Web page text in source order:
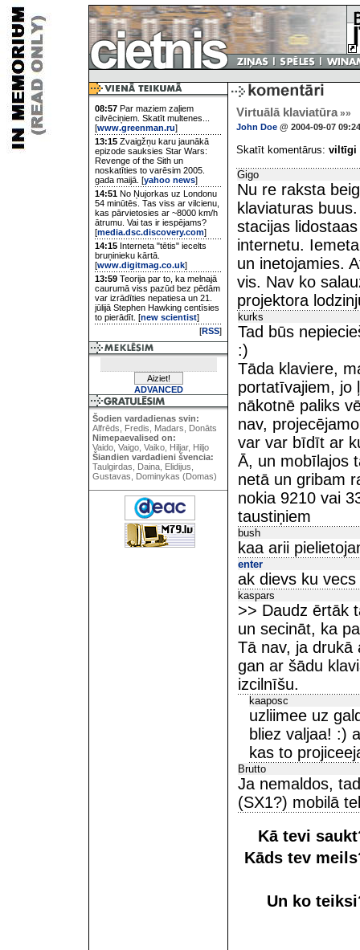
08:57 Par maziem zaļiem
cilvēciņiem. Skatīt multenes...
[www.greenman.ru]
13:15 Zvaigžņu karu jaunākā
epizode sauksies Star Wars:
Revenge of the Sith un
noskatīties to varēsim 2005.
gada maijā. [yahoo news]
14:51 No Ņujorkas uz Londonu
54 minūtēs. Tas viss ar vilcienu,
kas pārvietosies ar ~8000 km/h
ātrumu. Vai tas ir iespējams?
[media.dsc.discovery.com]
14:15 Interneta "tētis" iecelts
bruņinieku kārtā.
[www.digitmag.co.uk]
13:59 Teorija par to, ka melnajā
caurumā viss pazūd bez pēdām
var izrādīties nepatiesa un 21.
jūlijā Stephen Hawking centīsies
to pierādīt. [new scientist]
[RSS]
ADVANCED
Šodien vardadienas svin:
Alfrēds, Fredis, Madars, Donāts
Nimepaevalised on:
Vaido, Vaigo, Vaiko, Hiljar, Hiljo
Šiandien vardadieni švencia:
Taulgirdas, Daina, Elidijus,
Gustavas, Dominykas (Domas)
Virtuālā klaviatūra»»
John Doe @ 2004-09-07 09:24
Skatīt komentārus: viltīgi
Gigo
Nu re raksta
klaviaturas
stacijas
internetu.
un inetojamies.
vis. Nav ko
projektora
kurks
Tad būs
:)
Tāda klaviere,
portatīvajiem, jo
nākotnē paliks
nav,
var var bīdīt ar
Ā, un mobīlajos
netā un gribam
nokia 9210 vai
taustiņiem
bush
kaa arii
enter
ak dievs ku
kaspars
>> Daudz ērtāk
un secināt, ka
Tā nav, ja drukā
gan ar šādu
izcilnīšu.
kaaposc
uzliimee uz
bliez valjaa! :)
kas to
Brutto
Ja nemaldos,
(SX1?) mobilā
Kā tevi
Kāds tev
Un ko